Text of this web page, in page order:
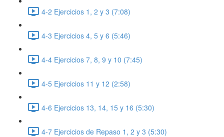
4-2 Ejercicios 1, 2 y 3 (7:08)
4-3 Ejercicios 4, 5 y 6 (5:46)
4-4 Ejercicios 7, 8, 9 y 10 (7:45)
4-5 Ejercicios 11 y 12 (2:58)
4-6 Ejercicios 13, 14, 15 y 16 (5:30)
4-7 Ejercicios de Repaso 1, 2 y 3 (5:30)